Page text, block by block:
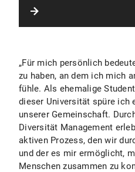
„Für mich persönlich
zu haben, an dem ich mich
fühle. Als ehemalige
dieser Universität spüre ich
unserer Gemeinschaft.
Diversität Management
aktiven Prozess, den wir
und der es mir ermöglicht,
Menschen zusammen zu